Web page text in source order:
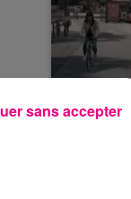
22 juillet
dans
sans accepter